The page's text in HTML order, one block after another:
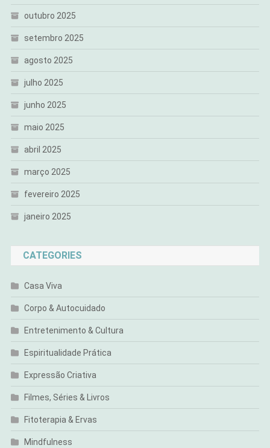
outubro 2025
setembro 2025
agosto 2025
julho 2025
junho 2025
maio 2025
abril 2025
março 2025
fevereiro 2025
janeiro 2025
CATEGORIES
Casa Viva
Corpo & Autocuidado
Entretenimento & Cultura
Espiritualidade Prática
Expressão Criativa
Filmes, Séries & Livros
Fitoterapia & Ervas
Mindfulness